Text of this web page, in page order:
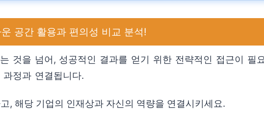
공간 활용과 편의성 비교 분석!
것을 넘어, 성공적인 결과를 얻기 위한 전략적인 접근이 필
정과 연결됩니다.
, 해당 기업의 인재상과 자신의 역량을 연결시키세요.